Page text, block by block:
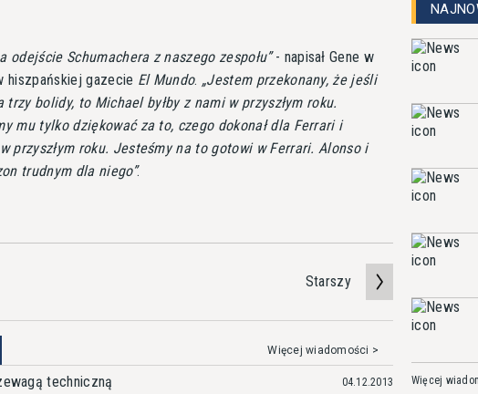
odejście Schumachera z naszego zespołu - napisał Gene w
hiszpańskiej gazecie El Mundo.
Jestem przekonany, że jeśli
trzy bolidy, to Michael byłby z nami w przyszłym roku.
mu tylko dziękować za to, czego dokonał dla Ferrari i
przyszłym roku. Jesteśmy na to gotowi w Ferrari. Alonso i
trudnym dla niego .
Starszy
Więcej wiadomości >
techniczną 04.12.2013 Więcej